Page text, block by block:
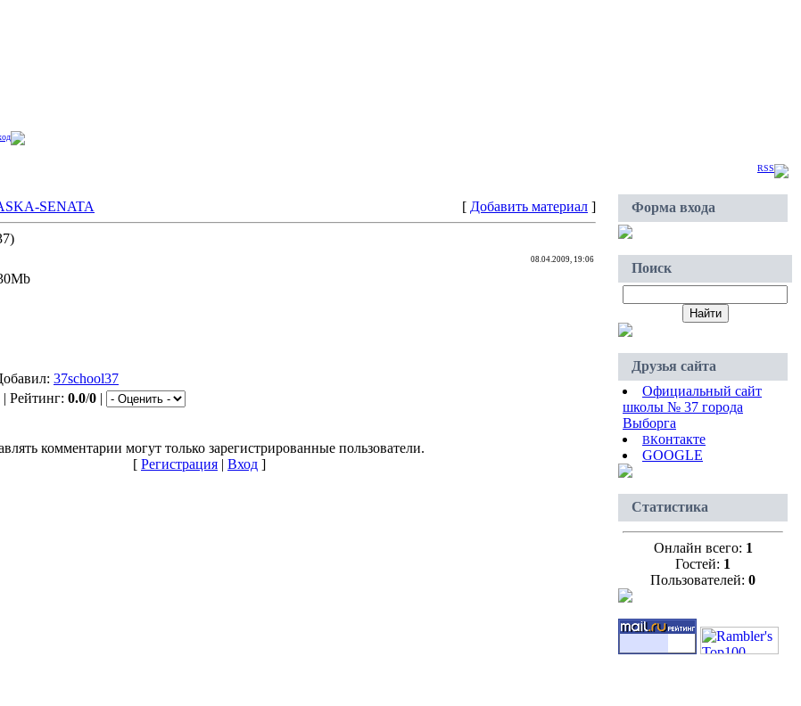
RSS
SENATA [ Добавить материал ]
08.04.2009, 19:06
37school37
| Рейтинг: 0.0/0 |
комментарии могут только зарегистрированные пользователи.
[ Регистрация | Вход ]
Форма входа
Поиск
Друзья сайта
Официальный сайт
школы № 37 города
Выборга
ВКонтакте
GOOGLE
Статистика
Онлайн всего: 1
Гостей: 1
Пользователей: 0